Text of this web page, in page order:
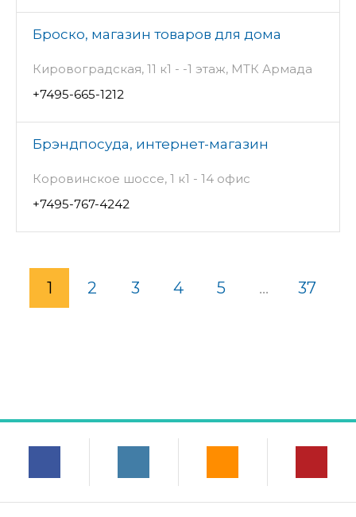
Броско, магазин товаров для дома
Кировоградская, 11 к1 - -1 этаж, МТК Армада
+7495-665-1212
Брэндпосуда, интернет-магазин
Коровинское шоссе, 1 к1 - 14 офис
+7495-767-4242
1 2 3 4 5 ... 37